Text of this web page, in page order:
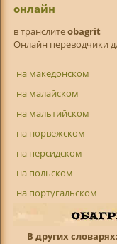
онлайн
в транслитeobagrit
Онлайн переводчики
на македонском
на малайском
на мальтийском
на норвежском
на персидском
на польском
на португальском
В других словарях: